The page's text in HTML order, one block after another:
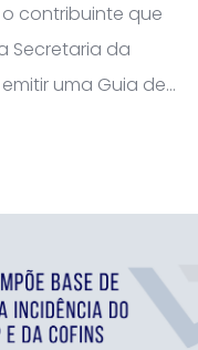
contribuinte que
Secretaria da
uma Guia de...